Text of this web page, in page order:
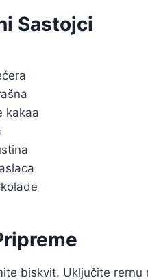
Sastojci
kakaa
biskvit. Uključite